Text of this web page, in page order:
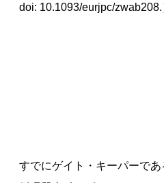
doi: 10.1093/eurjpc/zwab208.
すでにゲイト・キーパーで